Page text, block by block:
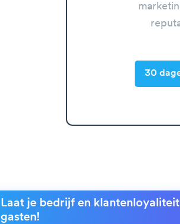
30
Laat je bedrijf en
gasten!